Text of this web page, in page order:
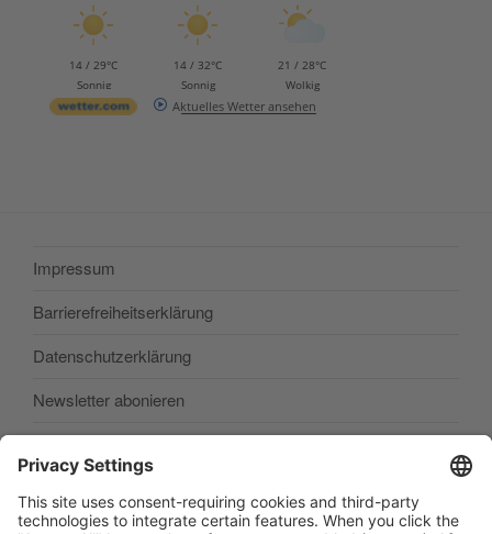
14 / 29°C
Sonnig
14 / 32°C
Sonnig
21 / 28°C
Wolkig
Aktuelles Wetter ansehen
Impressum
Barrierefreiheitserklärung
Datenschutzerklärung
Newsletter abonieren
SEARCH